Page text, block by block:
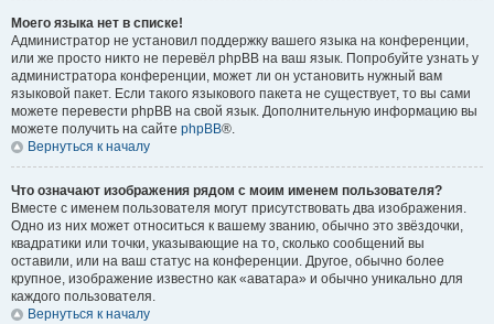
Моего языка нет в списке!
Администратор не установил поддержку вашего языка на конференции,
или же просто никто не перевёл phpBB на ваш язык. Попробуйте узнать у
администратора конференции, может ли он установить нужный вам
языковой пакет. Если такого языкового пакета не существует, то вы сами
можете перевести phpBB на свой язык. Дополнительную информацию вы
можете получить на сайте phpBB®.
Вернуться к началу
Что означают изображения рядом с моим именем пользователя?
Вместе с именем пользователя могут присутствовать два изображения.
Одно из них может относиться к вашему званию, обычно это звёздочки,
квадратики или точки, указывающие на то, сколько сообщений вы
оставили, или на ваш статус на конференции. Другое, обычно более
крупное, изображение известно как «аватара» и обычно уникально для
каждого пользователя.
Вернуться к началу